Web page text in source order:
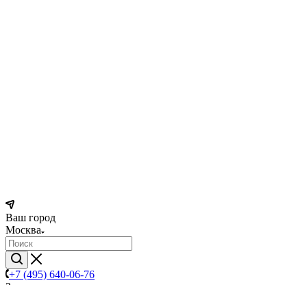
Ваш город
Москва
+7 (495) 640-06-76